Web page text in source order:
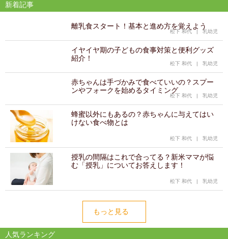
新着記事
離乳食スタート！基本と進め方を覚えよう
松下 和代 | 乳幼児
イヤイヤ期の子どもの食事対策と便利グッズ
紹介！
松下 和代 | 乳幼児
赤ちゃんは手づかみで食べていいの？スプー
ンやフォークを始めるタイミング
松下 和代 | 乳幼児
蜂蜜以外にもあるの？赤ちゃんに与えてはい
けない食べ物とは
松下 和代 | 乳幼児
授乳の間隔はこれで合ってる？新米ママが悩
む「授乳」についてお答えします！
松下 和代 | 乳幼児
もっと見る
人気ランキング